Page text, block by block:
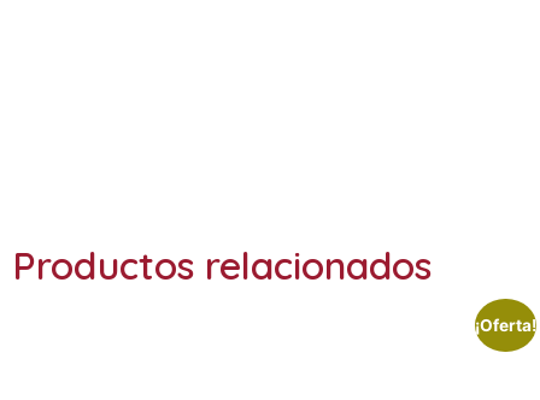
Productos relacionados
¡Oferta!